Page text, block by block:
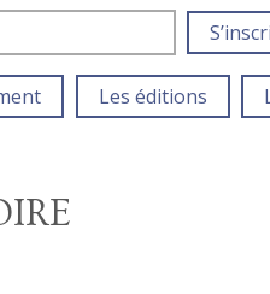
Les éditions